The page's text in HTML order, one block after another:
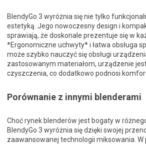
BlendyGo 3 wyróżnia się nie tylko
estetyką. Jego nowoczesny design i
sprawiają, że doskonale prezentuje się w
*Ergonomiczne uchwyty* i łatwa obsługa
może szybko nauczyć się obsługi
zastosowanym materiałom, urządzenie
czyszczenia, co dodatkowo podnosi
Porównanie z innymi blenderami
Choć rynek blenderów jest bogaty w
BlendyGo 3 wyróżnia się dzięki swojej
zaawansowanej technologii miksowania. W